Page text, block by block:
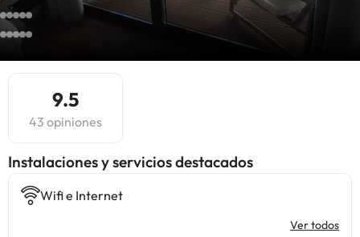
9.5
43 opiniones
Instalaciones y servicios destacados
Wifi e Internet
Ver todos